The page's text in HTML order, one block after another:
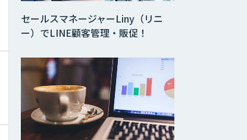
セールスマネージャーLiny（リニ
ー）でLINE顧客管理・販促！